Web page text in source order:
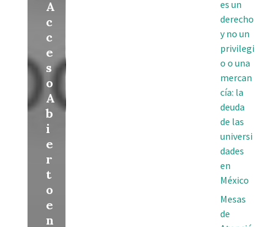
A
c
c
e
s
o
A
b
i
e
r
t
o
e
n
es un
derecho
y no un
privilegi
o o una
mercan
cía: la
deuda
de las
universi
dades
en
México
Mesas
de